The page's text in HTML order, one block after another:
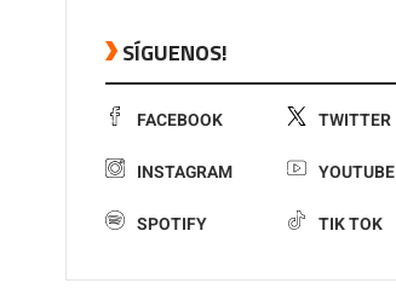
SÍGUENOS!
FACEBOOK TWITTER
INSTAGRAM YOUTUBE
SPOTIFY TIK TOK